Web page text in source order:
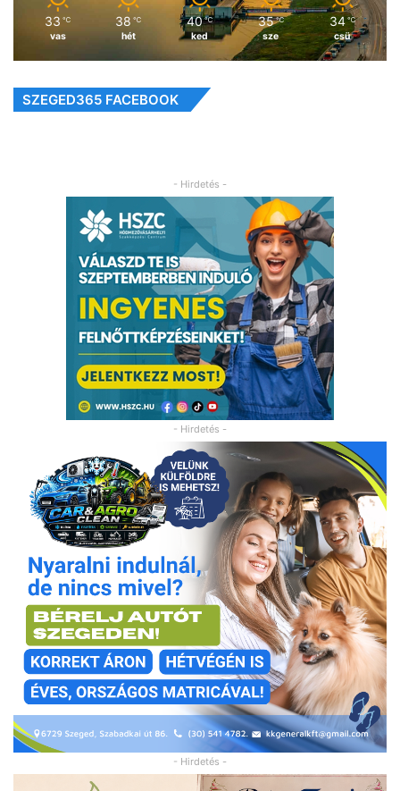
33 ℃
vas
38 ℃
hét
40 ℃
ked
35 ℃
sze
34 ℃
csü
SZEGED365 FACEBOOK
- Hirdetés -
- Hirdetés -
- Hirdetés -